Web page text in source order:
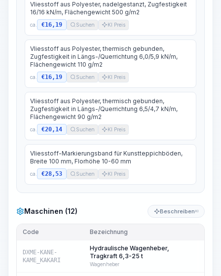
Vliesstoff aus Polyester, nadelgestanzt, Zugfestigkeit
16/16 kN/m, Flächengewicht 500 g/m2
ca. €16,19 Suchen KI Preis
Vliesstoff aus Polyester, thermisch gebunden,
Zugfestigkeit in Längs-/Querrichtung 6,0/5,9 kN/m,
Flächengewicht 110 g/m2
ca. €16,19 Suchen KI Preis
Vliesstoff aus Polyester, thermisch gebunden,
Zugfestigkeit in Längs-/Querrichtung 6,5/4,7 kN/m,
Flächengewicht 90 g/m2
ca. €20,14 Suchen KI Preis
Vliesstoff-Markierungsband für Kunstteppichböden,
Breite 100 mm, Florhöhe 10-60 mm
ca. €28,53 Suchen KI Preis
Maschinen (12) Beschreiben KI
Code Bezeichnung
DXME-KANE-
KAME_KAKARI
Hydraulische Wagenheber,
Tragkraft 6,3-25 t
Wagenheber